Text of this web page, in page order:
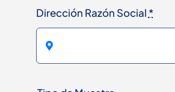
Dirección Razón Social *